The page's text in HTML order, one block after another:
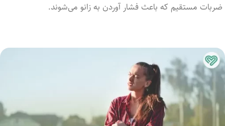
ضربات مستقیم که باعث فشار آورد‌ن به زانو می‌شوند.